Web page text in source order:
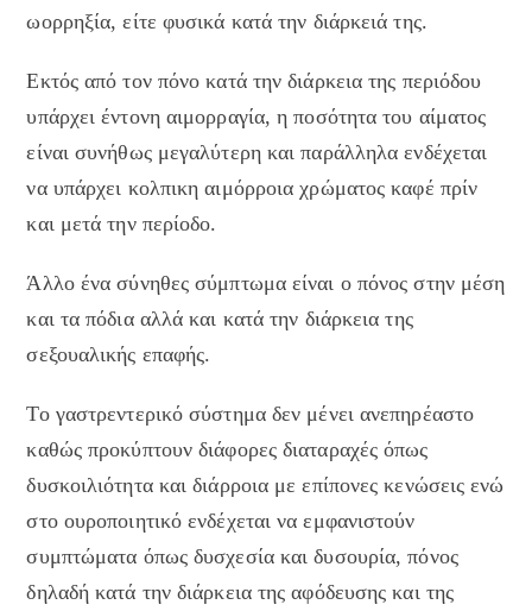
ωορρηξία, είτε φυσικά κατά την διάρκειά της.
Εκτός από τον πόνο κατά την διάρκεια της περιόδου
υπάρχει έντονη αιμορραγία, η ποσότητα του αίματος
είναι συνήθως μεγαλύτερη και παράλληλα ενδέχεται
να υπάρχει κολπικη αιμόρροια χρώματος καφέ πρίν
και μετά την περίοδο.
Άλλο ένα σύνηθες σύμπτωμα είναι ο πόνος στην μέση
και τα πόδια αλλά και κατά την διάρκεια της
σεξουαλικής επαφής.
Το γαστρεντερικό σύστημα δεν μένει ανεπηρέαστο
καθώς προκύπτουν διάφορες διαταραχές όπως
δυσκοιλιότητα και διάρροια με επίπονες κενώσεις ενώ
στο ουροποιητικό ενδέχεται να εμφανιστούν
συμπτώματα όπως δυσχεσία και δυσουρία, πόνος
δηλαδή κατά την διάρκεια της αφόδευσης και της